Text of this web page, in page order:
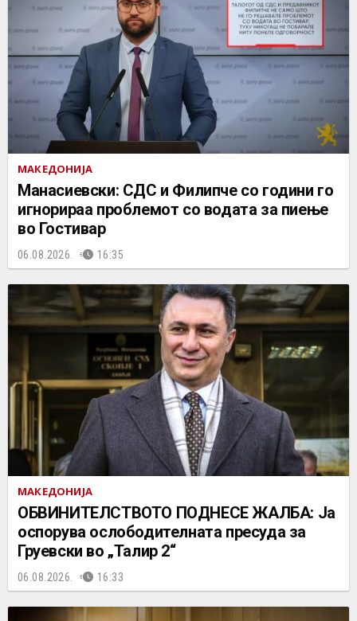
МАКЕДОНИЈА
Манасиевски: СДС и Филипче со години го
игнорираа проблемот со водата за пиење
во Гостивар
06.08.2026. 16:35
МАКЕДОНИЈА
ОБВИНИТЕЛСТВОТО ПОДНЕСЕ ЖАЛБА: Ја
оспорува ослободителната пресуда за
Груевски во „Талир 2“
06.08.2026. 16:33